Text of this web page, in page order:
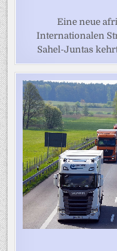
Eine neue
Internationalen
Sahel-Juntas